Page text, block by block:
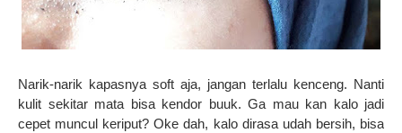
Narik-narik kapasnya soft aja, jangan terlalu kenceng. Nanti
kulit sekitar mata bisa kendor buuk. Ga mau kan kalo jadi
cepet muncul keriput? Oke dah, kalo dirasa udah bersih, bisa